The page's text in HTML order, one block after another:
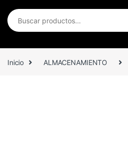
Buscar por:
Inicio ALMACENAMIENTO